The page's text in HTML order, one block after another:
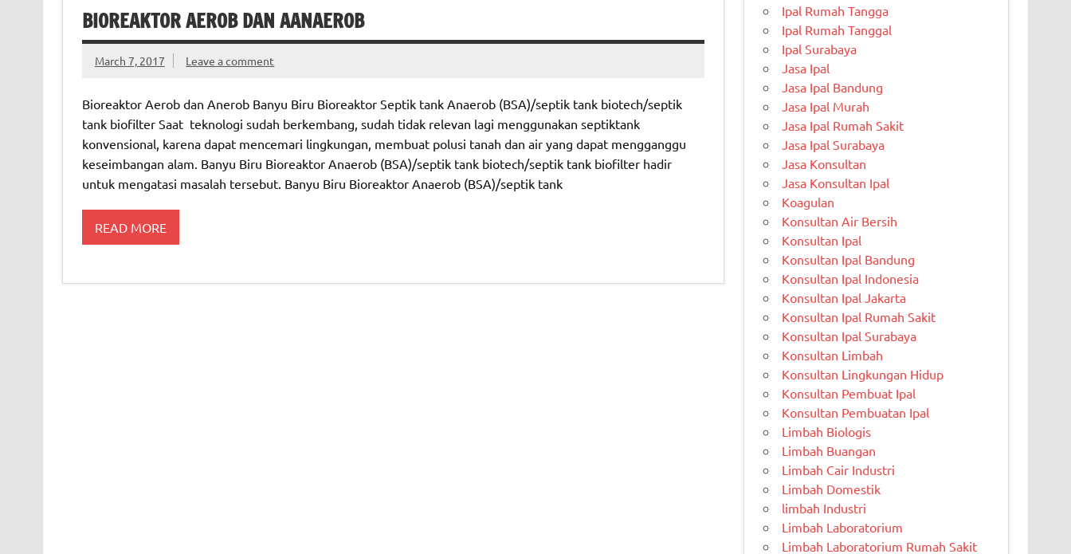
BIOREAKTOR AEROB DAN AANAEROB
March 7, 2017 Leave a comment
Bioreaktor Aerob dan Anerob Banyu Biru Bioreaktor Septik tank Anaerob (BSA)/septik tank biotech/septik
tank biofilter Saat teknologi sudah berkembang, sudah tidak relevan lagi menggunakan septiktank
konvensional, karena dapat mencemari lingkungan, membuat polusi tanah dan air yang dapat mengganggu
keseimbangan alam. Banyu Biru Bioreaktor Anaerob (BSA)/septik tank biotech/septik tank biofilter hadir
untuk mengatasi masalah tersebut. Banyu Biru Bioreaktor Anaerob (BSA)/septik tank
READ MORE
Ipal Rumah Tangga
Ipal Rumah Tanggal
Ipal Surabaya
Jasa Ipal
Jasa Ipal Bandung
Jasa Ipal Murah
Jasa Ipal Rumah Sakit
Jasa Ipal Surabaya
Jasa Konsultan
Jasa Konsultan Ipal
Koagulan
Konsultan Air Bersih
Konsultan Ipal
Konsultan Ipal Bandung
Konsultan Ipal Indonesia
Konsultan Ipal Jakarta
Konsultan Ipal Rumah Sakit
Konsultan Ipal Surabaya
Konsultan Limbah
Konsultan Lingkungan Hidup
Konsultan Pembuat Ipal
Konsultan Pembuatan Ipal
Limbah Biologis
Limbah Buangan
Limbah Cair Industri
Limbah Domestik
limbah Industri
Limbah Laboratorium
Limbah Laboratorium Rumah Sakit